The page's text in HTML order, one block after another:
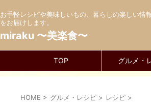
お手軽レシピや美味しいもの、暮らしの楽しい情
をお届けします。
miraku 〜美楽食〜
TOP グルメ・
HOME > グルメ・レシピ > レシピ >